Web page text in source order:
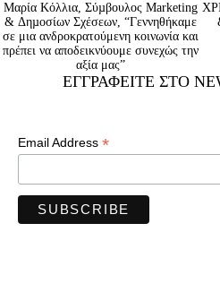
Μαρία Κόλλια, Σύµβουλος Marketing
& Δηµοσίων Σχέσεων, “Γεννηθήκαμε
σε μια ανδροκρατούμενη κοινωνία και
πρέπει να αποδεικνύουμε συνεχώς την
αξία μας”
ΕΓΓΡΑΦΕΊΤΕ ΣΤΟ
Email Address *